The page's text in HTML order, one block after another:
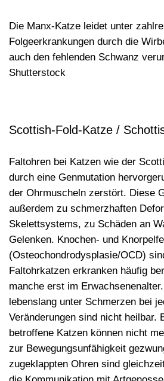
Die Manx-Katze leidet unter
Folgeerkrankungen durch die
auch den fehlenden Schwanz
Shutterstock
Scottish-Fold-Katze /
Faltohren bei Katzen wie der
durch eine Genmutation
der Ohrmuscheln zerstört. Diese
außerdem zu schmerzhaften
Skelettsystems, zu Schäden an
Gelenken. Knochen- und
(Osteochondrodysplasie/OCD)
Faltohrkatzen erkranken häufig
manche erst im
lebenslang unter Schmerzen bei
Veränderungen sind nicht heilbar.
betroffene Katzen können nicht
zur Bewegungsunfähigkeit
zugeklappten Ohren sind